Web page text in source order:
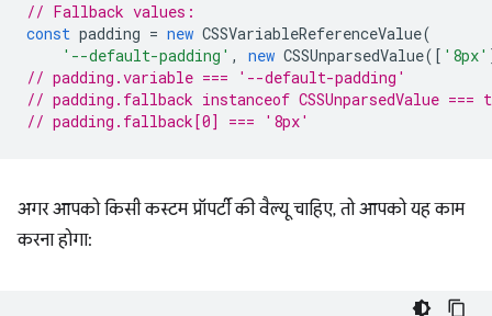
// Fallback values:
const padding = new CSSVariableReferenceValue(
'--default-padding' , new CSSUnparsedValue([ '8px'
// padding.variable === '--default-padding'
// padding.fallback instanceof CSSUnparsedValue ===
// padding.fallback[0] === '8px'
अगर आपको किसी कस्टम प्रॉपर्टी की वैल्यू चाहिए, तो आपको यह काम
करना होगा: